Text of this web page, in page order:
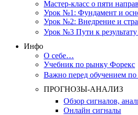
Мастер-класс о пяти
Урок №1: Фундамент и
Урок №2: Внедрение и
Урок №3 Пути к результату
Инфо
О себе…
Учебник по рынку Форекс
Важно перед обучением по
ПРОГНОЗЫ-АНАЛИЗ
Обзор сигналов,
Онлайн сигналы